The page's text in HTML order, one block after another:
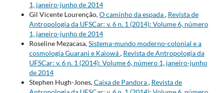
1, janeiro-junho de 2014
Gil Vicente Lourenção,O caminho da espada, Revista de
Antropologia da UFSCar: v. 6 n. 1 (2014): Volume 6, número
1, janeiro-junho de 2014
Roseline Mezacasa,Sistema-mundo moderno-colonial e a
cosmologia Guarani e Kaiowá, Revista de Antropologia da
UFSCar: v. 6 n. 1 (2014): Volume 6, número 1, janeiro-junho
de 2014
Stephen Hugh-Jones,Caixa de Pandora, Revista de